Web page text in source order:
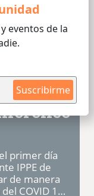
eventos de la
Suscribirme
primer día
IPPE de
de manera
COVID 19,